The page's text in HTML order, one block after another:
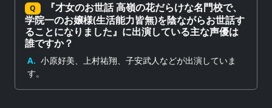
Q
『才女のお世話 高嶺の花だらけな名門校で、
学院一のお嬢様(生活能力皆無)を陰ながらお世話す
ることになりました』に出演している主な声優は
誰ですか？
A. 小原好美、上村祐翔、子安武人などが出演していま
す。